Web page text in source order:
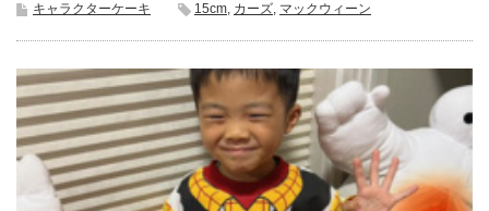
キャラクターケーキ 15cm, カーズ, マックウィーン